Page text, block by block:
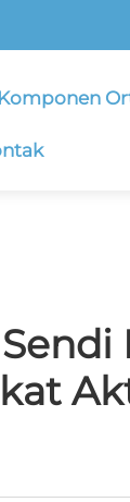
Komponen